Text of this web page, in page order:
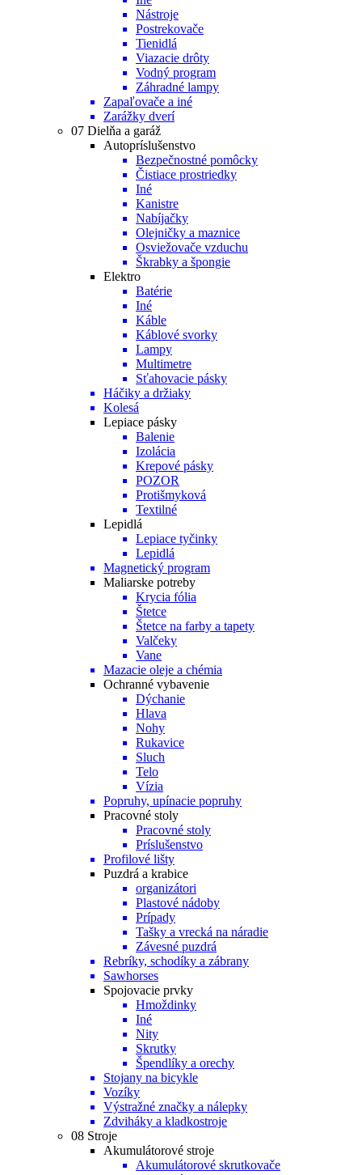
Nástroje
Postrekovače
Tienidlá
Viazacie drôty
Vodný program
Záhradné lampy
Zapaľovače a iné
Zarážky dverí
07 Dielňa a garáž
Autopríslušenstvo
Bezpečnostné pomôcky
Čistiace prostriedky
Iné
Kanistre
Nabíjačky
Olejničky a maznice
Osviežovače vzduchu
Škrabky a špongie
Elektro
Batérie
Iné
Káble
Káblové svorky
Lampy
Multimetre
Sťahovacie pásky
Háčiky a držiaky
Kolesá
Lepiace pásky
Balenie
Izolácia
Krepové pásky
POZOR
Protišmyková
Textilné
Lepidlá
Lepiace tyčinky
Lepidlá
Magnetický program
Maliarske potreby
Krycia fólia
Štetce
Štetce na farby a tapety
Valčeky
Vane
Mazacie oleje a chémia
Ochranné vybavenie
Dýchanie
Hlava
Nohy
Rukavice
Sluch
Telo
Vízia
Popruhy, upínacie popruhy
Pracovné stoly
Pracovné stoly
Príslušenstvo
Profilové lišty
Puzdrá a krabice
organizátori
Plastové nádoby
Prípady
Tašky a vrecká na náradie
Závesné puzdrá
Rebríky, schodíky a zábrany
Sawhorses
Spojovacie prvky
Hmoždinky
Iné
Nity
Skrutky
Špendlíky a orechy
Stojany na bicykle
Vozíky
Výstražné značky a nálepky
Zdviháky a kladkostroje
08 Stroje
Akumulátorové stroje
Akumulátorové skrutkovače